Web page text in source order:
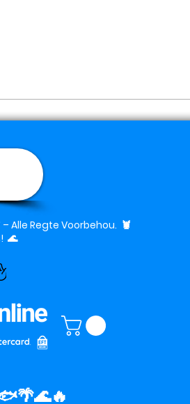
Alle Regte Voorbehou. 🦞
🌊